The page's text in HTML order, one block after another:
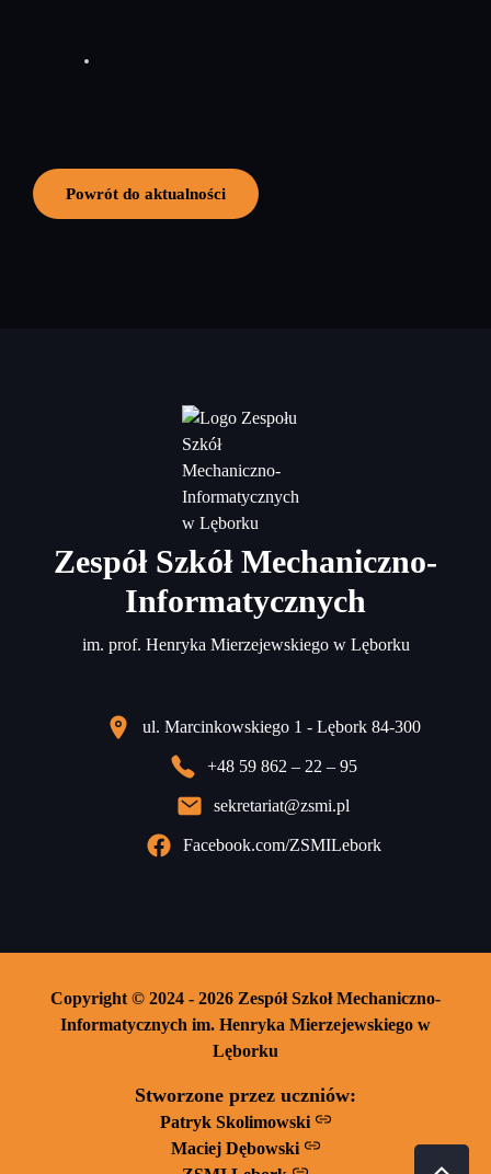
Powrót do aktualności
Zespół Szkół Mechaniczno-
Informatycznych
im. prof. Henryka Mierzejewskiego w Lęborku
ul. Marcinkowskiego 1 - Lębork 84-300
+48 59 862 – 22 – 95
sekretariat@zsmi.pl
Facebook.com/ZSMILebork
Copyright © 2024 - 2026 Zespół Szkoł Mechaniczno-
Informatycznych im. Henryka Mierzejewskiego w
Lęborku
Stworzone przez uczniów:
Patryk Skolimowski
Maciej Dębowski